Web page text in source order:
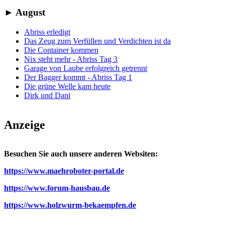
► August
Abriss erledigt
Das Zeug zum Verfüllen und Verdichten ist da
Die Container kommen
Nix steht mehr - Abriss Tag 3
Garage von Laube erfolgreich getrennt
Der Bagger kommt - Abriss Tag 1
Die grüne Welle kam heute
Dirk und Dani
Anzeige
Besuchen Sie auch unsere anderen Websiten:
https://www.maehroboter-portal.de
https://www.forum-hausbau.de
https://www.holzwurm-bekaempfen.de